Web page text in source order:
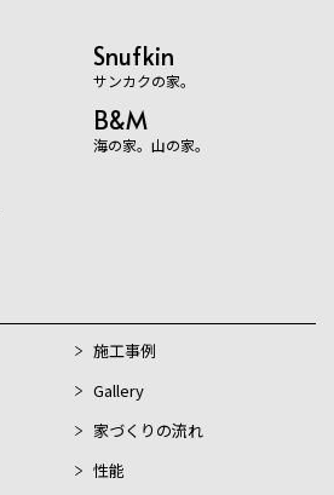
Snufkin
サンカクの家。
B&M
海の家。山の家。
施工事例
Gallery
家づくりの流れ
性能